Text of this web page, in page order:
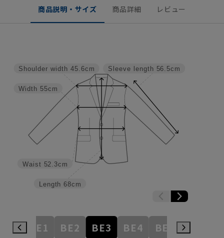
商品説明・サイズ 商品詳細 レビュー
Sleeve length 56.5cm
Length 68cm
Waist 52.3cm
Width 55cm
Shoulder width 45.6cm
BE1 BE2 BE3 BE4 BE5 BE6